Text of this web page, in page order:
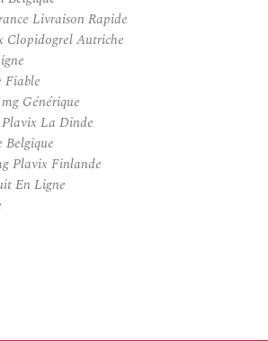
Livraison Rapide
Clopidogrel Autriche
Fiable
Générique
La Dinde
Plavix Finlande
En Ligne